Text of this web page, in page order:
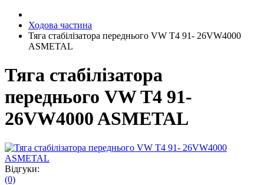
Ходова частина
Тяга стабілізатора переднього VW T4 91- 26VW4000
ASMETAL
Тяга стабілізатора
переднього VW T4 91-
26VW4000 ASMETAL
Відгуки:
(0)